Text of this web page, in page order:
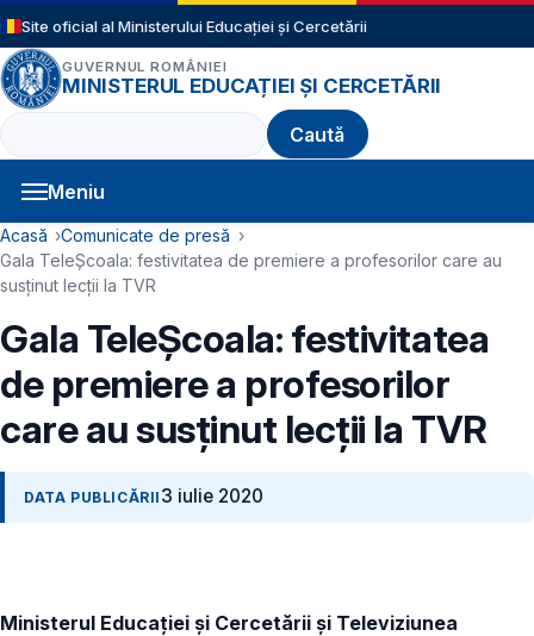
Sari la conținutul principal
Site oficial al Ministerului Educației și Cercetării
GUVERNUL ROMÂNIEI
MINISTERUL EDUCAȚIEI ȘI CERCETĂRII
Caută
Meniu
Navigație principală
Cale de navigare
Acasă
Comunicate de presă
Gala TeleȘcoala: festivitatea de premiere a profesorilor care au
susținut lecții la TVR
Gala TeleȘcoala: festivitatea
de premiere a profesorilor
care au susținut lecții la TVR
DATA PUBLICĂRII 3 iulie 2020
Ministerul Educației și Cercetării și Televiziunea